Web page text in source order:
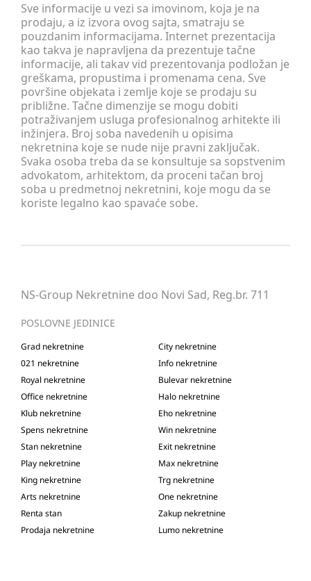
Sve informacije u vezi sa imovinom, koja je na
prodaju, a iz izvora ovog sajta, smatraju se
pouzdanim informacijama. Internet prezentacija
kao takva je napravljena da prezentuje tačne
informacije, ali takav vid prezentovanja podložan je
greškama, propustima i promenama cena. Sve
površine objekata i zemlje koje se prodaju su
približne. Tačne dimenzije se mogu dobiti
potraživanjem usluga profesionalnog arhitekte ili
inžinjera. Broj soba navedenih u opisima
nekretnina koje se nude nije pravni zaključak.
Svaka osoba treba da se konsultuje sa sopstvenim
advokatom, arhitektom, da proceni tačan broj
soba u predmetnoj nekretnini, koje mogu da se
koriste legalno kao spavaće sobe.
NS-Group Nekretnine doo Novi Sad, Reg.br. 711
POSLOVNE JEDINICE
Grad nekretnine
City nekretnine
021 nekretnine
Info nekretnine
Royal nekretnine
Bulevar nekretnine
Office nekretnine
Halo nekretnine
Klub nekretnine
Eho nekretnine
Spens nekretnine
Win nekretnine
Stan nekretnine
Exit nekretnine
Play nekretnine
Max nekretnine
King nekretnine
Trg nekretnine
Arts nekretnine
One nekretnine
Renta stan
Zakup nekretnine
Prodaja nekretnine
Lumo nekretnine